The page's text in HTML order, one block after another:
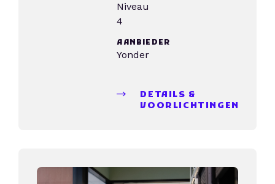
Niveau
4
AANBIEDER
Yonder
DETAILS &
VOORLICHTINGEN